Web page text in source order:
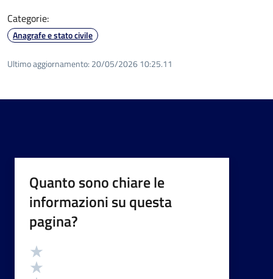
Categorie:
Anagrafe e stato civile
Ultimo aggiornamento: 20/05/2026 10:25.11
Quanto sono chiare le
informazioni su questa
pagina?
Valutazione